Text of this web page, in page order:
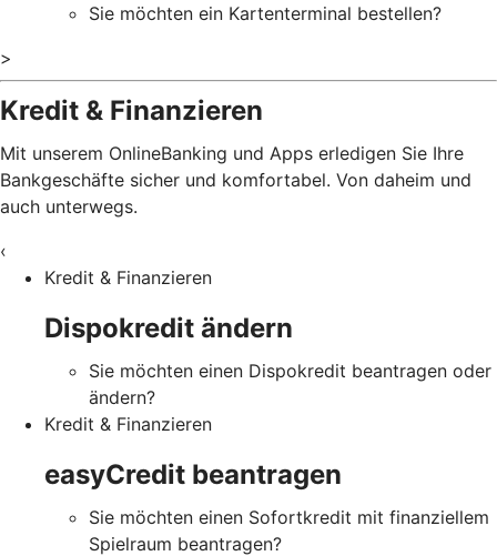
Sie möchten ein Kartenterminal bestellen?
>
Kredit & Finanzieren
Mit unserem OnlineBanking und Apps erledigen Sie Ihre
Bankgeschäfte sicher und komfortabel. Von daheim und
auch unterwegs.
‹
Kredit & Finanzieren
Dispokredit ändern
Sie möchten einen Dispokredit beantragen oder
ändern?
Kredit & Finanzieren
easyCredit beantragen
Sie möchten einen Sofortkredit mit finanziellem
Spielraum beantragen?